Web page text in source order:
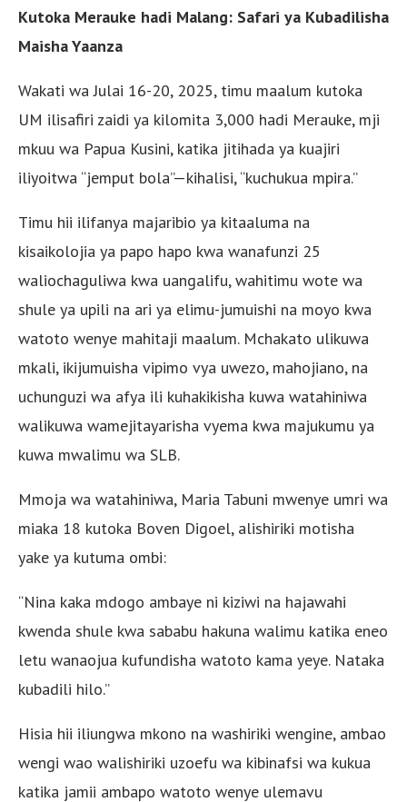
Kutoka Merauke hadi Malang: Safari ya Kubadilisha
Maisha Yaanza
Wakati wa Julai 16-20, 2025, timu maalum kutoka
UM ilisafiri zaidi ya kilomita 3,000 hadi Merauke, mji
mkuu wa Papua Kusini, katika jitihada ya kuajiri
iliyoitwa “jemput bola”—kihalisi, “kuchukua mpira.”
Timu hii ilifanya majaribio ya kitaaluma na
kisaikolojia ya papo hapo kwa wanafunzi 25
waliochaguliwa kwa uangalifu, wahitimu wote wa
shule ya upili na ari ya elimu-jumuishi na moyo kwa
watoto wenye mahitaji maalum. Mchakato ulikuwa
mkali, ikijumuisha vipimo vya uwezo, mahojiano, na
uchunguzi wa afya ili kuhakikisha kuwa watahiniwa
walikuwa wamejitayarisha vyema kwa majukumu ya
kuwa mwalimu wa SLB.
Mmoja wa watahiniwa, Maria Tabuni mwenye umri wa
miaka 18 kutoka Boven Digoel, alishiriki motisha
yake ya kutuma ombi:
“Nina kaka mdogo ambaye ni kiziwi na hajawahi
kwenda shule kwa sababu hakuna walimu katika eneo
letu wanaojua kufundisha watoto kama yeye. Nataka
kubadili hilo.”
Hisia hii iliungwa mkono na washiriki wengine, ambao
wengi wao walishiriki uzoefu wa kibinafsi wa kukua
katika jamii ambapo watoto wenye ulemavu